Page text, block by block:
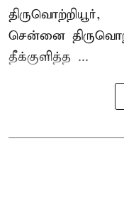
திருவொற்றியூர்,
சென்னை
தீக்குளித்த ...